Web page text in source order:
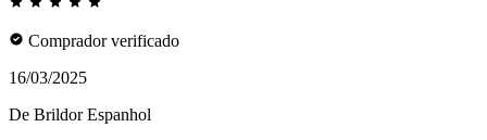
Comprador verificado
16/03/2025
De Brildor Espanhol